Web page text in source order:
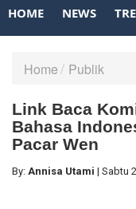
HOME NEWS
Home Publik
Link Baca
Bahasa
Pacar Wen
By: Annisa Utami | Sabtu